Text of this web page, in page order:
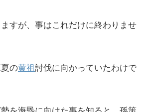
すが、事はこれだけに終わりませ
の黄祖討伐に向かっていたわけで